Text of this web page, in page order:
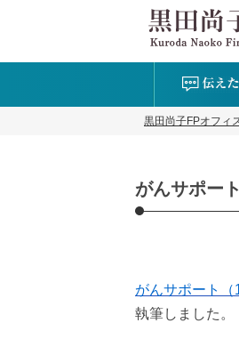
黒田尚子FPオフィ
がんサポー
がんサポート（
執筆しました。